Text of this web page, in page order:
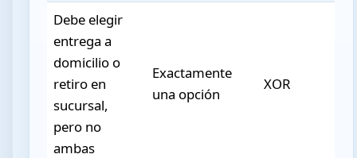
Debe elegir
entrega a
domicilio o
retiro en
sucursal,
pero no
ambas
Exactamente
una opción
XOR